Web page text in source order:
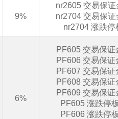
9%
nr2605 交易保
nr2704 交易保
nr2704 涨跌停
6%
PF605 交易保
PF606 交易保
PF607 交易保
PF608 交易保
PF609 交易保
PF605 涨跌停
PF606 涨跌停